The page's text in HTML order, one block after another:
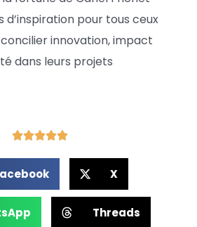
d’inspiration pour tous ceux
innovation, impact
dans leurs projets
X
Threads